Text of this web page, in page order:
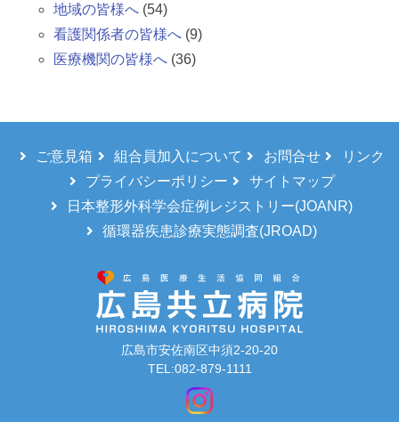
地域の皆様へ (54)
看護関係者の皆様へ (9)
医療機関の皆様へ (36)
ご意見箱 組合員加入について お問合せ
リンク
プライバシーポリシー
サイトマップ
日本整形外科学会症例レジストリー(JOANR)
循環器疾患診療実態調査(JROAD)
広島市安佐南区中須2-20-20
TEL:082-879-1111